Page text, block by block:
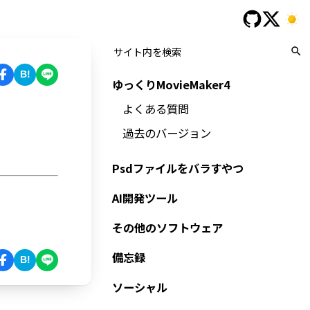
B!
B!
ゆっくりMovieMaker4
よくある質問
過去のバージョン
Psdファイルをバラすやつ
AI開発ツール
その他のソフトウェア
備忘録
ソーシャル